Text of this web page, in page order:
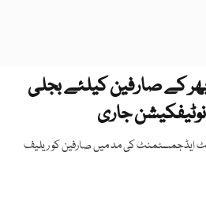
کے صارفین کیلئے بجلی
جاری
ایڈجمسٹمنٹ کی مد میں صارفین کو ریلیف